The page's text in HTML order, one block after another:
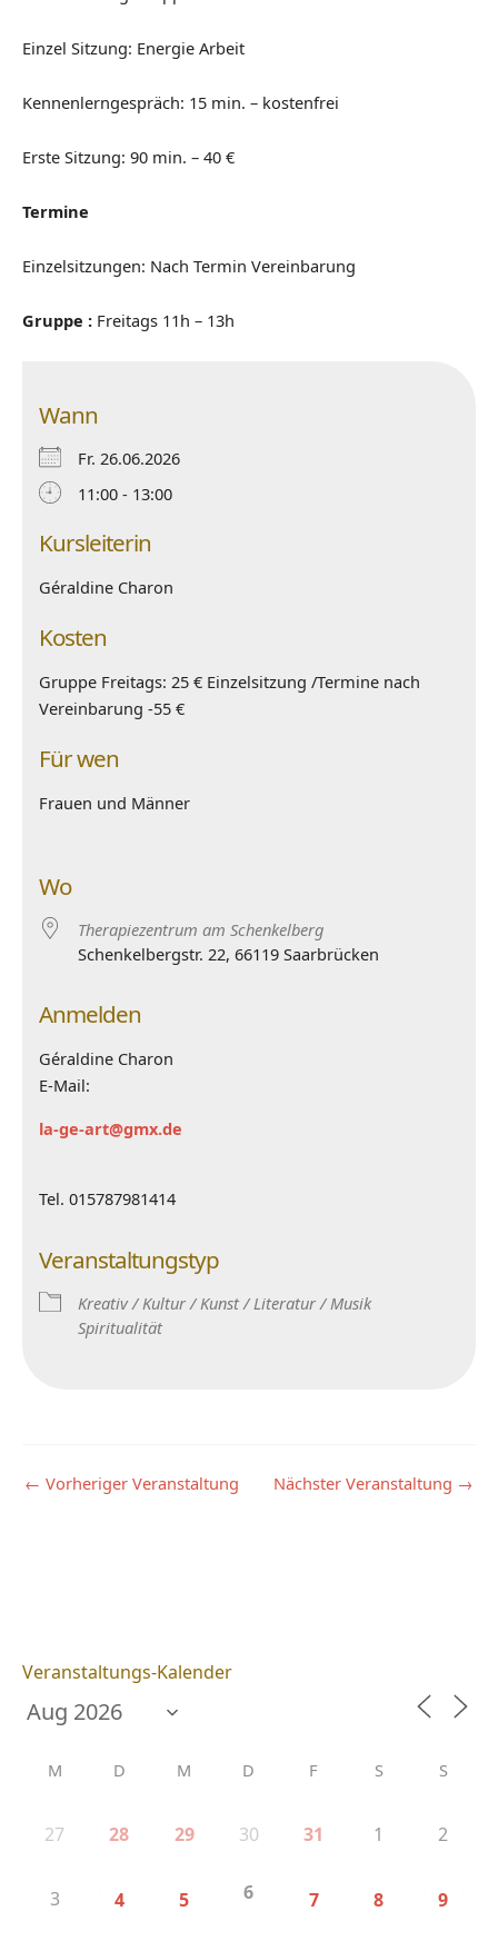
Einzel Sitzung: Energie Arbeit
Kennenlerngespräch: 15 min. – kostenfrei
Erste Sitzung: 90 min. – 40 €
Termine
Einzelsitzungen: Nach Termin Vereinbarung
Gruppe : Freitags 11h – 13h
Wann
Fr. 26.06.2026
11:00 - 13:00
Kursleiterin
Géraldine Charon
Kosten
Gruppe Freitags: 25 € Einzelsitzung /Termine nach
Vereinbarung -55 €
Für wen
Frauen und Männer
Wo
Therapiezentrum am Schenkelberg
Schenkelbergstr. 22, 66119 Saarbrücken
Anmelden
Géraldine Charon
E-Mail:
la-ge-art@gmx.de
Tel. 015787981414
Veranstaltungstyp
Kreativ / Kultur / Kunst / Literatur / Musik
Spiritualität
← Vorheriger Veranstaltung Nächster Veranstaltung →
Veranstaltungs-Kalender
M D M D F S S
27 28 29 30 31 1 2
3 4 5 6 7 8 9